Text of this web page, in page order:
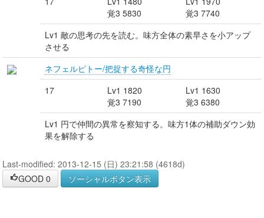
覚3 5830
覚3 7740
Lv1 敵の思考の先を読む。味方全体の素早さを小アップ
させる
ネフェルピトー/把捉する奇怪な円
17
Lv1 1820
覚3 7190
Lv1 1630
覚3 6380
Lv1 円で仲間の異常を察知する。味方1体の補助ダウン効
果を解除する
Last-modified: 2013-12-15 (日) 23:21:58 (4618d)
GOOD 0 ソーシャルボタン表示